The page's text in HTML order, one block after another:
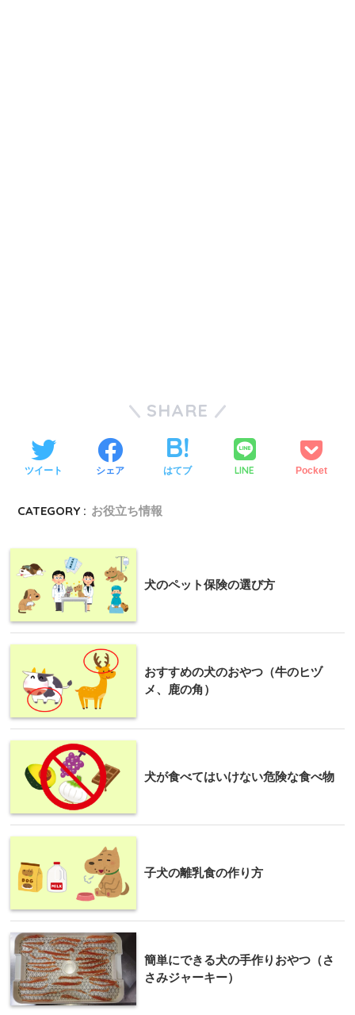
SHARE
ツイート シェア はてブ LINE Pocket
CATEGORY : お役立ち情報
犬のペット保険の選び方
おすすめの犬のおやつ（牛のヒヅ
メ、鹿の角）
犬が食べてはいけない危険な食べ物
子犬の離乳食の作り方
簡単にできる犬の手作りおやつ（さ
さみジャーキー）